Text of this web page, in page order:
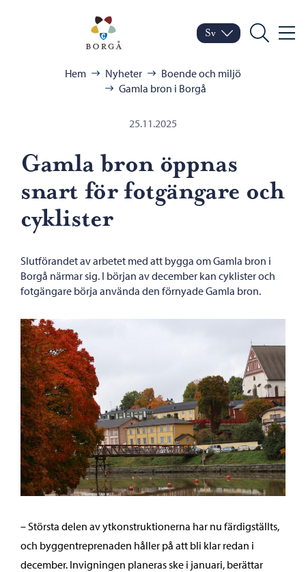
Porvoo – Gå till
Byt språk
Nuvarande språk:
Sv
Sök Meny
Hem Nyheter
Boende och miljö
Gamla bron i Borgå
25.11.2025
Gamla bron öppnas
snart för fotgängare och
cyklister
Slutförandet av arbetet med att bygga om Gamla bron i
Borgå närmar sig. I början av december kan cyklister och
fotgängare börja använda den förnyade Gamla bron.
– Största delen av ytkonstruktionerna har nu färdigställts,
och byggentreprenaden håller på att bli klar redan i
december. Invigningen planeras ske i januari, berättar